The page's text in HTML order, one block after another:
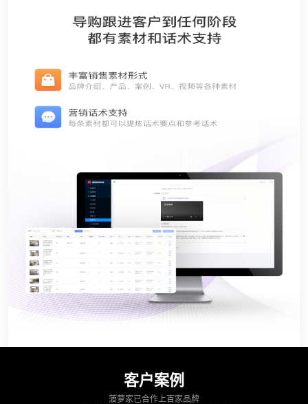
客户案例
菠萝家已合作上百家品牌